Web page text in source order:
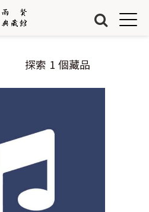
Navigation
Main content
探索 1 個藏品